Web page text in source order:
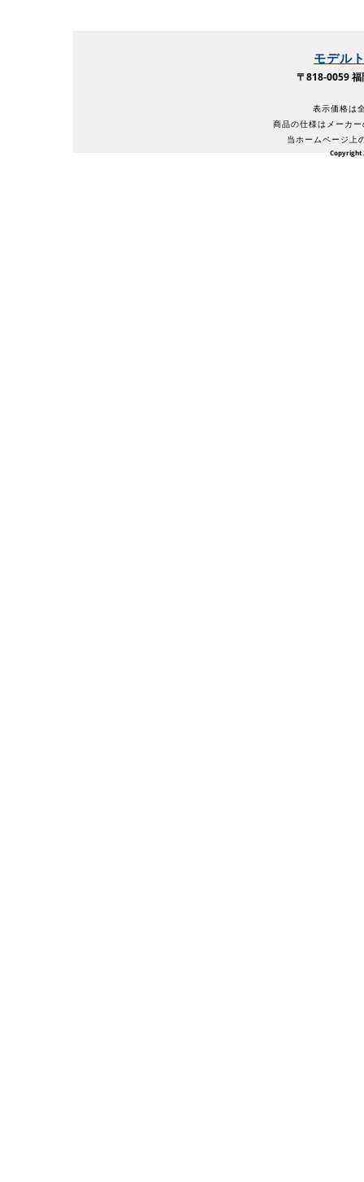
モデル
〒818-0059
表示価格は
商品の仕様はメーカ
当ホームページ上
Copyright